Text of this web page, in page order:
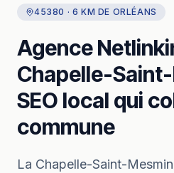
45380 · 6 KM DE ORLÉANS
Agence
Chapelle-
SEO local qui
commune
La Chapelle-Saint-Mesmin